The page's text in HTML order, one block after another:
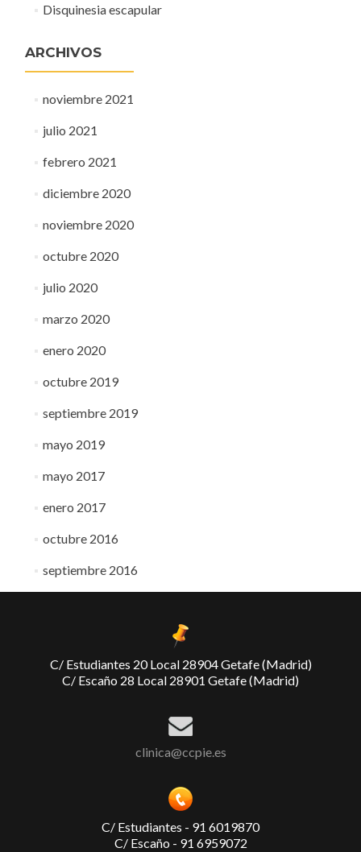
Disquinesia escapular
ARCHIVOS
noviembre 2021
julio 2021
febrero 2021
diciembre 2020
noviembre 2020
octubre 2020
julio 2020
marzo 2020
enero 2020
octubre 2019
septiembre 2019
mayo 2019
mayo 2017
enero 2017
octubre 2016
septiembre 2016
C/ Estudiantes 20 Local 28904 Getafe (Madrid)
C/ Escaño 28 Local 28901 Getafe (Madrid)
clinica@ccpie.es
C/ Estudiantes - 91 6019870
C/ Escaño - 91 6959072